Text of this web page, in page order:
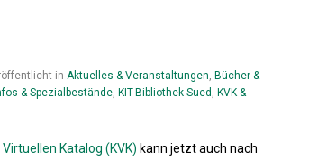
in Aktuelles & Veranstaltungen Bücher &
& Spezialbestände KIT-Bibliothek Sued KVK &
Katalog (KVK) kann jetzt auch nach